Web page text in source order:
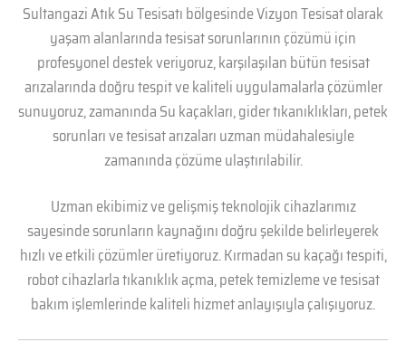
Sultangazi Atık Su Tesisatı bölgesinde Vizyon Tesisat olarak
yaşam alanlarında tesisat sorunlarının çözümü için
profesyonel destek veriyoruz, karşılaşılan bütün tesisat
arızalarında doğru tespit ve kaliteli uygulamalarla çözümler
sunuyoruz, zamanında Su kaçakları, gider tıkanıklıkları, petek
sorunları ve tesisat arızaları uzman müdahalesiyle
zamanında çözüme ulaştırılabilir.
Uzman ekibimiz ve gelişmiş teknolojik cihazlarımız
sayesinde sorunların kaynağını doğru şekilde belirleyerek
hızlı ve etkili çözümler üretiyoruz. Kırmadan su kaçağı tespiti,
robot cihazlarla tıkanıklık açma, petek temizleme ve tesisat
bakım işlemlerinde kaliteli hizmet anlayışıyla çalışıyoruz.